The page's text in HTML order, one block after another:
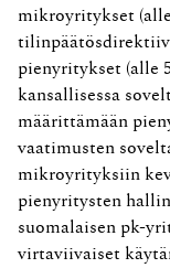
mikroyritykset
pienyritykset (alle
kansallisessa
määrittämään
vaatimusten
mikroyrityksiin
pienyritysten
suomalaisen pk-
virtaviivaiset